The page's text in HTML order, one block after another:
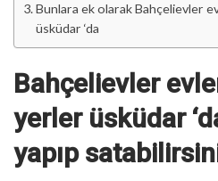
Bunlara ek olarak Bahçelievler
üsküdar ‘da
Bahçelievler
yerler üsküdar
yapıp